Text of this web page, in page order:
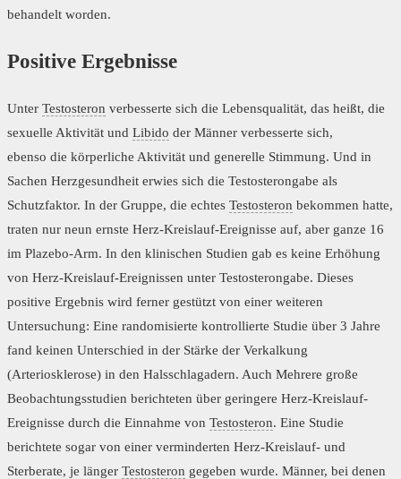
behandelt worden.
Positive Ergebnisse
Unter Testosteron verbesserte sich die Lebensqualität, das heißt, die
sexuelle Aktivität und Libido der Männer verbesserte sich,
ebenso die körperliche Aktivität und generelle Stimmung. Und in
Sachen Herzgesundheit erwies sich die Testosterongabe als
Schutzfaktor. In der Gruppe, die echtes Testosteron bekommen hatte,
traten nur neun ernste Herz-Kreislauf-Ereignisse auf, aber ganze 16
im Plazebo-Arm. In den klinischen Studien gab es keine Erhöhung
von Herz-Kreislauf-Ereignissen unter Testosterongabe. Dieses
positive Ergebnis wird ferner gestützt von einer weiteren
Untersuchung: Eine randomisierte kontrollierte Studie über 3 Jahre
fand keinen Unterschied in der Stärke der Verkalkung
(Arteriosklerose) in den Halsschlagadern. Auch Mehrere große
Beobachtungsstudien berichteten über geringere Herz-Kreislauf-
Ereignisse durch die Einnahme von Testosteron. Eine Studie
berichtete sogar von einer verminderten Herz-Kreislauf- und
Sterberate, je länger Testosteron gegeben wurde. Männer, bei denen